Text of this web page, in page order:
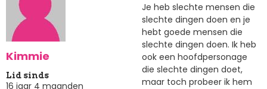
Kimmie
Lid sinds
16 jaar 4 maanden
Je heb slechte mensen die
slechte dingen doen en je
hebt goede mensen die
slechte dingen doen. Ik heb
ook een hoofdpersonage
die slechte dingen doet,
maar toch probeer ik hem